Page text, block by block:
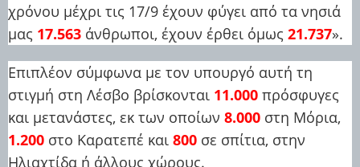
χρόνου μέχρι τις 17/9 έχουν φύγει από τα νησιά
μας 17.563 άνθρωποι, έχουν έρθει όμως 21.737».
Επιπλέον σύμφωνα με τον υπουργό αυτή τη
στιγμή στη Λέσβο βρίσκονται 11.000 πρόσφυγες
και μετανάστες, εκ των οποίων 8.000 στη Μόρια,
1.200 στο Καρατεπέ και 800 σε σπίτια, στην
Ηλιαχτίδα ή άλλους χώρους.